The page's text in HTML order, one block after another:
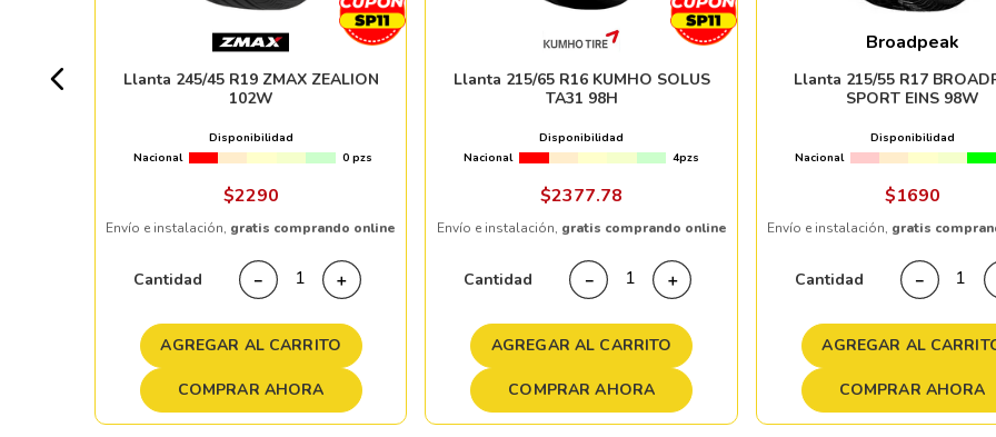
Llanta 245/45 R19 ZMAX ZEALION
102W
Disponibilidad
Nacional
0 pzs
$2290
Envío e instalación, gratis comprando online
Cantidad ＋
－
AGREGAR AL CARRITO
COMPRAR AHORA
Llanta 215/65 R16 KUMHO SOLUS
TA31 98H
Disponibilidad
Nacional
4pzs
$2377.78
Envío e instalación, gratis comprando online
Cantidad ＋
－
AGREGAR AL CARRITO
COMPRAR AHORA
Broadpeak
Llanta 215/55 R17
SPORT EINS 98W
Disponibilidad
Nacional
$1690
Envío e instalación, gratis
Cantidad －
AGREGAR AL
COMPRAR AHORA